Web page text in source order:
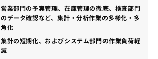
営業部門の予実管理、在庫管理の徹底、検査部門
のデータ確認など、集計・分析作業の多様化・多
角化
集計の短期化、およびシステム部門の作業負荷軽
減